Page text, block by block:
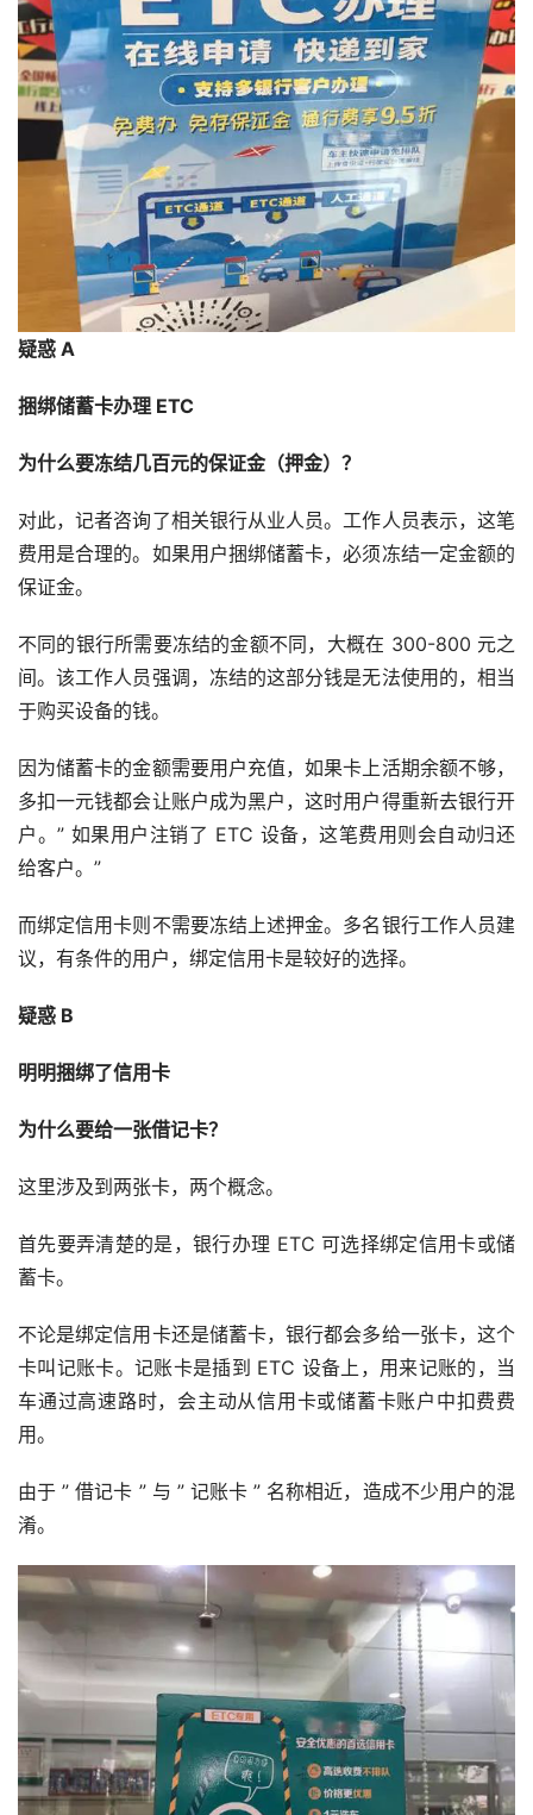
疑惑 A
捆绑储蓄卡办理 ETC
为什么要冻结几百元的保证金（押金）？
对此，记者咨询了相关银行从业人员。工作人员表示，这笔
费用是合理的。如果用户捆绑储蓄卡，必须冻结一定金额的
保证金。
不同的银行所需要冻结的金额不同，大概在 300-800 元之
间。该工作人员强调，冻结的这部分钱是无法使用的，相当
于购买设备的钱。
因为储蓄卡的金额需要用户充值，如果卡上活期余额不够，
多扣一元钱都会让账户成为黑户，这时用户得重新去银行开
户。” 如果用户注销了 ETC 设备，这笔费用则会自动归还
给客户。”
而绑定信用卡则不需要冻结上述押金。多名银行工作人员建
议，有条件的用户，绑定信用卡是较好的选择。
疑惑 B
明明捆绑了信用卡
为什么要给一张借记卡？
这里涉及到两张卡，两个概念。
首先要弄清楚的是，银行办理 ETC 可选择绑定信用卡或储
蓄卡。
不论是绑定信用卡还是储蓄卡，银行都会多给一张卡，这个
卡叫记账卡。记账卡是插到 ETC 设备上，用来记账的，当
车通过高速路时，会主动从信用卡或储蓄卡账户中扣费费
用。
由于 ” 借记卡 ” 与 ” 记账卡 ” 名称相近，造成不少用户的混
淆。